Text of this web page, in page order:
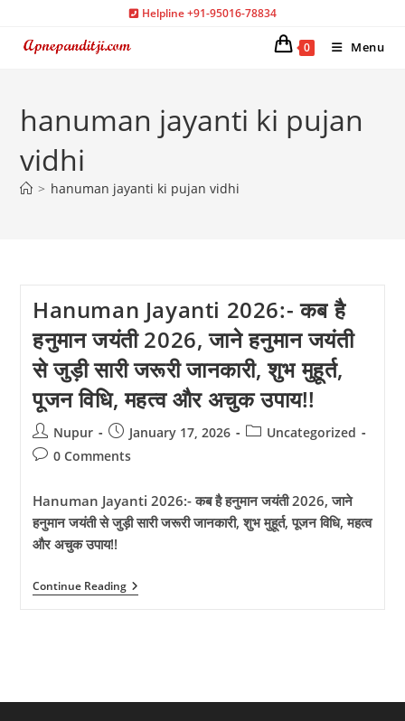
content
Helpline +91-95016-78834
0 Menu
hanuman jayanti ki pujan
vidhi
> hanuman jayanti ki pujan vidhi
Hanuman Jayanti 2026:- कब है
हनुमान जयंती 2026, जाने हनुमान जयंती
से जुड़ी सारी जरूरी जानकारी, शुभ मुहूर्त,
पूजन विधि, महत्व और अचुक उपाय!!
Post
author:
Nupur
Post
published:
January 17, 2026
PostUncategorized
Post0 Comments
Hanuman Jayanti 2026:- कब है हनुमान जयंती 2026, जाने
हनुमान जयंती से जुड़ी सारी जरूरी जानकारी, शुभ मुहूर्त, पूजन विधि, महत्व
और अचुक उपाय!!
Continue ReadingHanuman
Jayanti
जाने